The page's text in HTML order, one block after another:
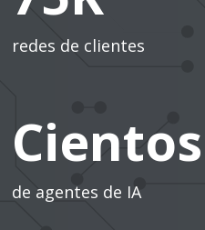
redes de clientes
Cientos
de agentes de IA